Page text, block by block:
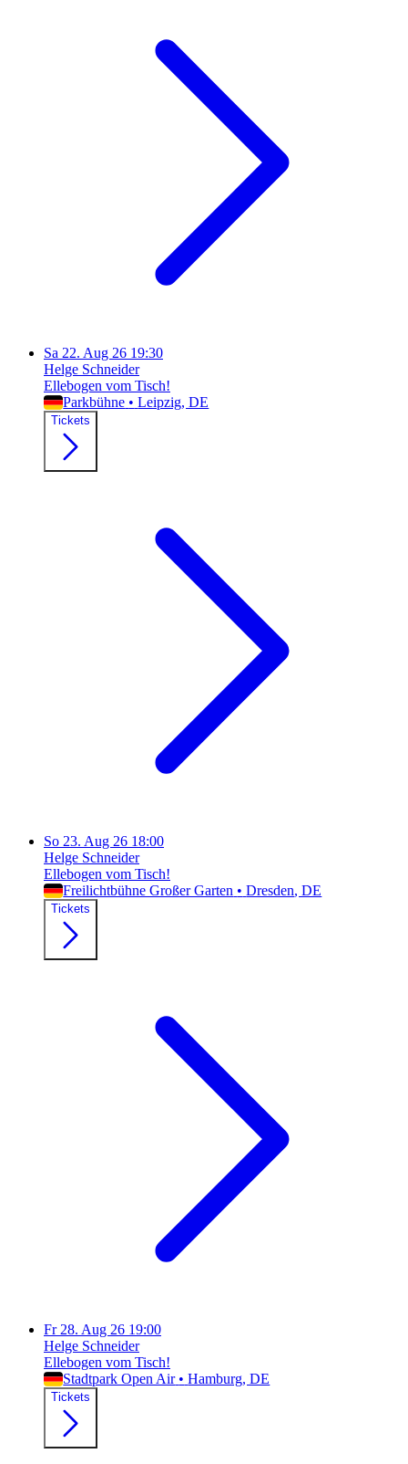
Sa 22. Aug 26 19:30
Helge Schneider
Ellebogen vom Tisch!
Parkbühne • Leipzig, DE
Tickets
So 23. Aug 26 18:00
Helge Schneider
Ellebogen vom Tisch!
Freilichtbühne Großer Garten • Dresden, DE
Tickets
Fr 28. Aug 26 19:00
Helge Schneider
Ellebogen vom Tisch!
Stadtpark Open Air • Hamburg, DE
Tickets